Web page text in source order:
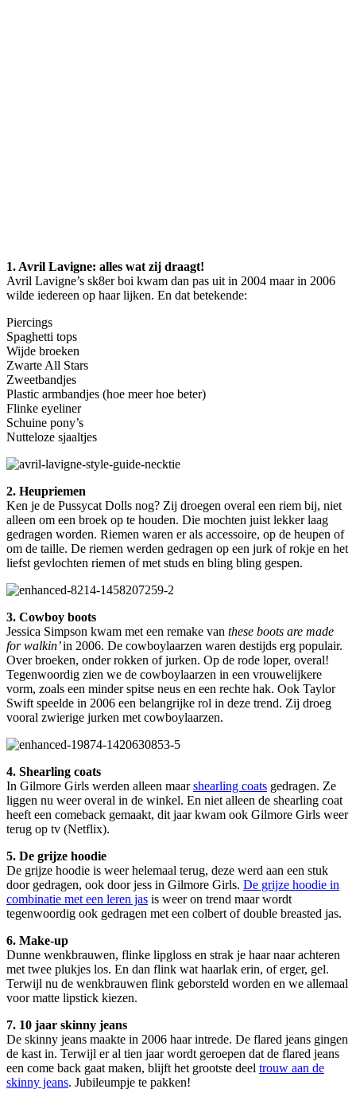
1. Avril Lavigne: alles wat zij draagt!
Avril Lavigne’s sk8er boi kwam dan pas uit in 2004 maar in 2006
wilde iedereen op haar lijken. En dat betekende:
Piercings
Spaghetti tops
Wijde broeken
Zwarte All Stars
Zweetbandjes
Plastic armbandjes (hoe meer hoe beter)
Flinke eyeliner
Schuine pony’s
Nutteloze sjaaltjes
2. Heupriemen
Ken je de Pussycat Dolls nog? Zij droegen overal een riem bij, niet
alleen om een broek op te houden. Die mochten juist lekker laag
gedragen worden. Riemen waren er als accessoire, op de heupen of
om de taille. De riemen werden gedragen op een jurk of rokje en het
liefst gevlochten riemen of met studs en bling bling gespen.
3. Cowboy boots
Jessica Simpson kwam met een remake van these boots are made
for walkin’in 2006. De cowboylaarzen waren destijds erg populair.
Over broeken, onder rokken of jurken. Op de rode loper, overal!
Tegenwoordig zien we de cowboylaarzen in een vrouwelijkere
vorm, zoals een minder spitse neus en een rechte hak. Ook Taylor
Swift speelde in 2006 een belangrijke rol in deze trend. Zij droeg
vooral zwierige jurken met cowboylaarzen.
4. Shearling coats
In Gilmore Girls werden alleen maarshearling coats gedragen. Ze
liggen nu weer overal in de winkel. En niet alleen de shearling coat
heeft een comeback gemaakt, dit jaar kwam ook Gilmore Girls weer
terug op tv (Netflix).
5. De grijze hoodie
De grijze hoodie is weer helemaal terug, deze werd aan een stuk
door gedragen, ook door jess in Gilmore Girls. De grijze hoodie in
combinatie met een leren jas is weer on trend maar wordt
tegenwoordig ook gedragen met een colbert of double breasted jas.
6. Make-up
Dunne wenkbrauwen, flinke lipgloss en strak je haar naar achteren
met twee plukjes los. En dan flink wat haarlak erin, of erger, gel.
Terwijl nu de wenkbrauwen flink geborsteld worden en we allemaal
voor matte lipstick kiezen.
7. 10 jaar skinny jeans
De skinny jeans maakte in 2006 haar intrede. De flared jeans gingen
de kast in. Terwijl er al tien jaar wordt geroepen dat de flared jeans
een come back gaat maken, blijft het grootste deel trouw aan de
skinny jeans. Jubileumpje te pakken!